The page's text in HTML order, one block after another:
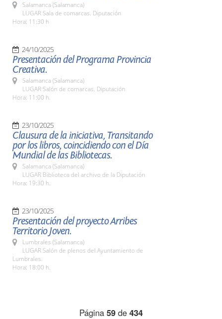
Salamanca (Salamanca)
LUGAR Sala de comarcas. Diputación
Hora: 11:30 h
24/10/2025
Presentación del Programa Provincia
Creativa.
Salamanca (Salamanca)
LUGAR Salón de comarcas. Diputación
Hora: 11:00 h.
23/10/2025
Clausura de la iniciativa, Transitando
por los libros, coincidiendo con el Día
Mundial de las Bibliotecas.
Salamanca (Salamanca)
LUGAR Biblioteca del archivo de la Diputación
Hora: 19:30 h.
23/10/2025
Presentación del proyecto Arribes
Territorio Joven.
Lumbrales (Salamanca)
LUGAR Salón de plenos del Ayuntamiento de
Lumbrales.
Hora: 18:00 h.
Página 59 de 434